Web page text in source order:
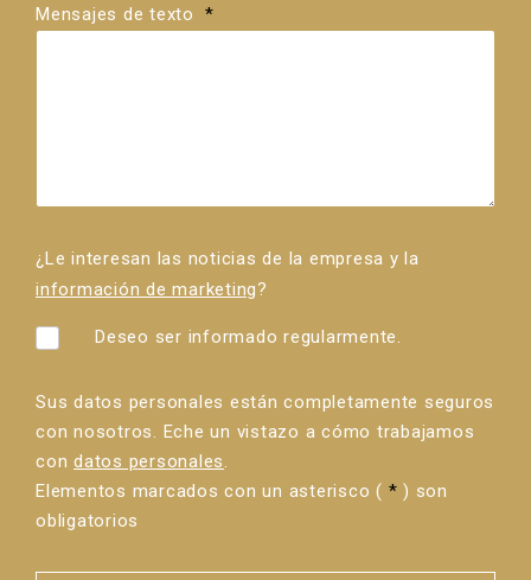
Mensajes de texto *
¿Le interesan las noticias de la empresa y la
información de marketing?
Deseo ser informado regularmente.
Sus datos personales están completamente seguros
con nosotros. Eche un vistazo a cómo trabajamos
con datos personales.
Elementos marcados con un asterisco ( * ) son
obligatorios